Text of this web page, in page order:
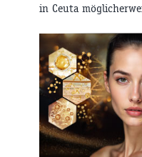
in Ceuta